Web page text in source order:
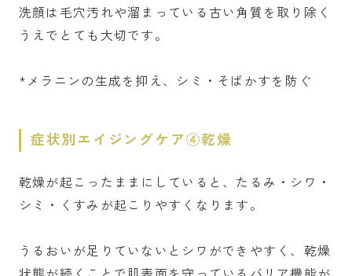
洗顔は毛穴汚れや溜まっている古い角質を取り除く
うえでとても大切です。
*メラニンの生成を抑え、シミ・そばかすを防ぐ
症状別エイジングケア④乾燥
乾燥が起こったままにしていると、たるみ・シワ・
シミ・くすみが起こりやすくなります。
うるおいが足りていないとシワができやすく、乾燥